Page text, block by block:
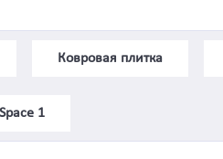
Ковровая плитка
1